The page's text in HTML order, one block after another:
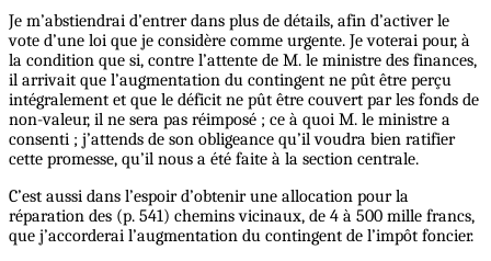
Je m’abstiendrai d’entrer dans plus de détails, afin d’activer le
vote d’une loi que je considère comme urgente. Je voterai pour, à
la condition que si, contre l’attente de M. le ministre des finances,
il arrivait que l’augmentation du contingent ne pût être perçu
intégralement et que le déficit ne pût être couvert par les fonds de
non-valeur, il ne sera pas réimposé ; ce à quoi M. le ministre a
consenti ; j’attends de son obligeance qu’il voudra bien ratifier
cette promesse, qu’il nous a été faite à la section centrale.
C’est aussi dans l’espoir d’obtenir une allocation pour la
réparation des (p. 541) chemins vicinaux, de 4 à 500 mille francs,
que j’accorderai l’augmentation du contingent de l’impôt foncier.